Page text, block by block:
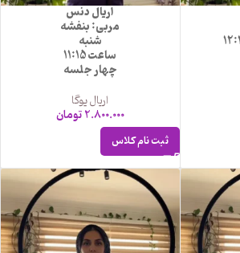
اریال دنس
مربی: بنفشه
شنبه
ساعت 11:15
چهار جلسه
اریال یوگا
2.800.000تومان
ثبت نام کلاس